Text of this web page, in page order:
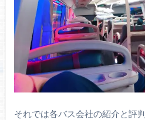
それでは各バス会社の紹介と評